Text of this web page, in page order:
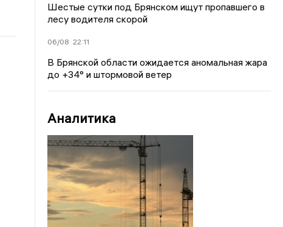
Шестые сутки под Брянском ищут пропавшего в
лесу водителя скорой
06/08 22:11
В Брянской области ожидается аномальная жара
до +34° и штормовой ветер
Аналитика